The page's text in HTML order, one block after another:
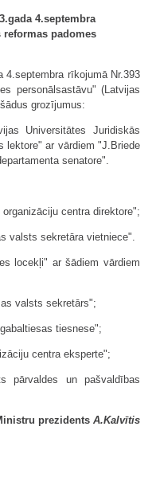
4.septembra
reformas padomes
4.septembra rīkojumā Nr.393
personālsastāvu" (Latvijas
grozījumus:
Universitātes Juridiskās
lektore" ar vārdiem "J.Briede
senatore".
centra direktore";
valsts sekretāra vietniece".
locekļi" ar šādiem vārdiem
valsts sekretārs";
tiesnese";
centra eksperte";
pārvaldes un pašvaldības
prezidents A.Kalvītis